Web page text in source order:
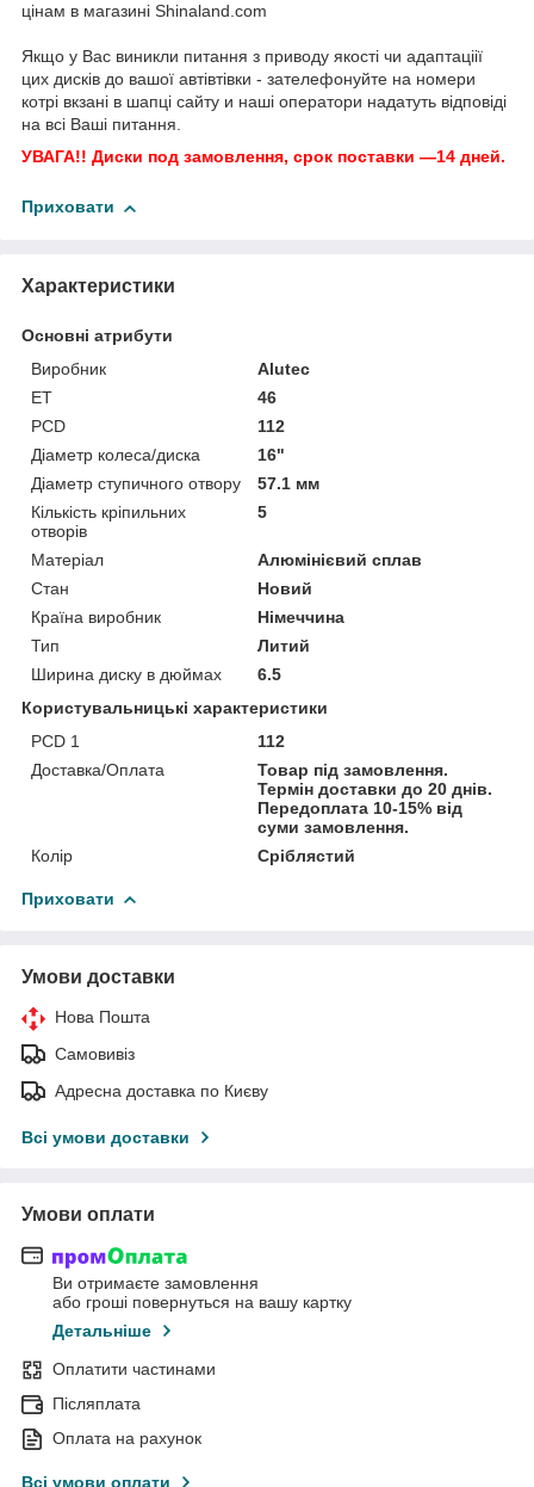
цінам в магазині Shinaland.com
Якщо у Вас виникли питання з приводу якості чи адаптаціії
цих дисків до вашої автівтівки - зателефонуйте на номери
котрі вкзані в шапці сайту и наші оператори надатуть відповіді
на всі Ваші питання.
УВАГА!! Диски под замовлення, срок поставки —14 дней.
Приховати
Характеристики
Основні атрибути
Виробник
Alutec
ET
46
PCD
112
Діаметр колеса/диска
16"
Діаметр ступичного отвору
57.1 мм
Кількість кріпильних
отворів
5
Матеріал
Алюмінієвий сплав
Стан
Новий
Країна виробник
Німеччина
Тип
Литий
Ширина диску в дюймах
6.5
Користувальницькі характеристики
PCD 1
112
Доставка/Оплата
Товар під замовлення.
Термін доставки до 20 днів.
Передоплата 10-15% від
суми замовлення.
Колір
Сріблястий
Приховати
Умови доставки
Нова Пошта
Самовивіз
Адресна доставка по Києву
Всі умови доставки
Умови оплати
Ви отримаєте замовлення
або гроші повернуться на вашу картку
Детальніше
Оплатити частинами
Післяплата
Оплата на рахунок
Всі умови оплати